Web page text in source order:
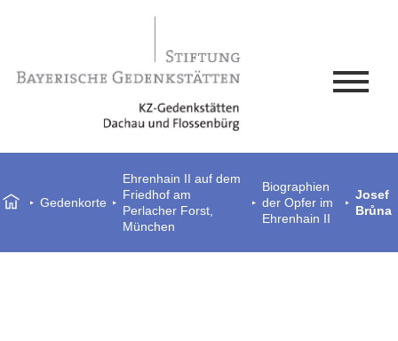
Gedenkorte
Ehrenhain II auf dem
Friedhof am
Perlacher Forst,
München
Biographien
der Opfer im
Ehrenhain II
Josef
Brůna